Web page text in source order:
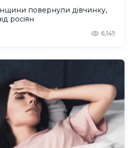
повернули дівчинку,
росіян
6,149